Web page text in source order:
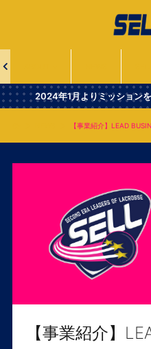
団
法
Second
Era
2024年1月よりミッション
【事業紹介】LEAD
【事業紹介】